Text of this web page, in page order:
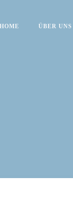
HOME ÜBER UNS